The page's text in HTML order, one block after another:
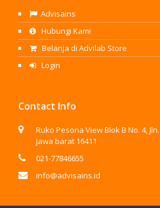
Advisains
Hubungi Kami
Belanja di Advilab Store
Login
Contact Info
Ruko Pesona View Blok B No. 4,
Jawa barat 16411
021-77846655
info@advisains.id